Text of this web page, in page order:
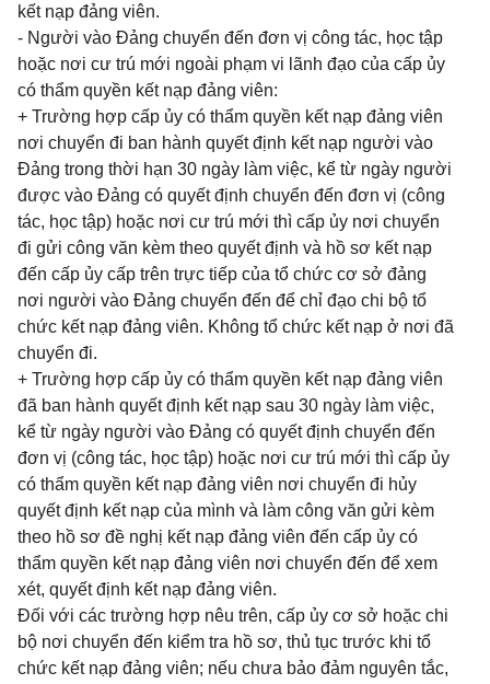
kết nạp đảng viên.
- Người vào Đảng chuyển đến đơn vị công tác, học tập
hoặc nơi cư trú mới ngoài phạm vi lãnh đạo của cấp ủy
có thẩm quyền kết nạp đảng viên:
+ Trường hợp cấp ủy có thẩm quyền kết nạp đảng viên
nơi chuyển đi ban hành quyết định kết nạp người vào
Đảng trong thời hạn 30 ngày làm việc, kể từ ngày người
được vào Đảng có quyết định chuyển đến đơn vị (công
tác, học tập) hoặc nơi cư trú mới thì cấp ủy nơi chuyển
đi gửi công văn kèm theo quyết định và hồ sơ kết nạp
đến cấp ủy cấp trên trực tiếp của tổ chức cơ sở đảng
nơi người vào Đảng chuyển đến để chỉ đạo chi bộ tổ
chức kết nạp đảng viên. Không tổ chức kết nạp ở nơi đã
chuyển đi.
+ Trường hợp cấp ủy có thẩm quyền kết nạp đảng viên
đã ban hành quyết định kết nạp sau 30 ngày làm việc,
kể từ ngày người vào Đảng có quyết định chuyển đến
đơn vị (công tác, học tập) hoặc nơi cư trú mới thì cấp ủy
có thẩm quyền kết nạp đảng viên nơi chuyển đi hủy
quyết định kết nạp của mình và làm công văn gửi kèm
theo hồ sơ đề nghị kết nạp đảng viên đến cấp ủy có
thẩm quyền kết nạp đảng viên nơi chuyển đến để xem
xét, quyết định kết nạp đảng viên.
Đối với các trường hợp nêu trên, cấp ủy cơ sở hoặc chi
bộ nơi chuyển đến kiểm tra hồ sơ, thủ tục trước khi tổ
chức kết nạp đảng viên; nếu chưa bảo đảm nguyên tắc,